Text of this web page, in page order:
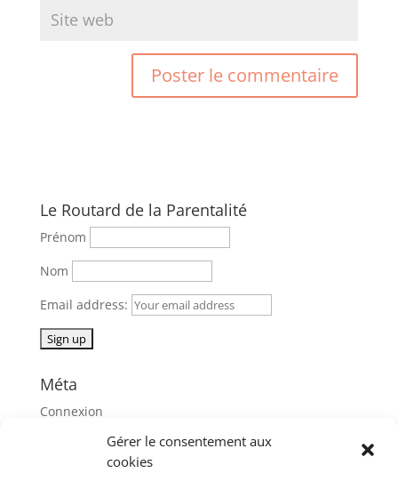
Gérer le consentement aux
cookies
Le Routard de la Parentalité
Prénom
Nom
Email address:
Méta
Connexion
Flux des publications
Flux des commentaires